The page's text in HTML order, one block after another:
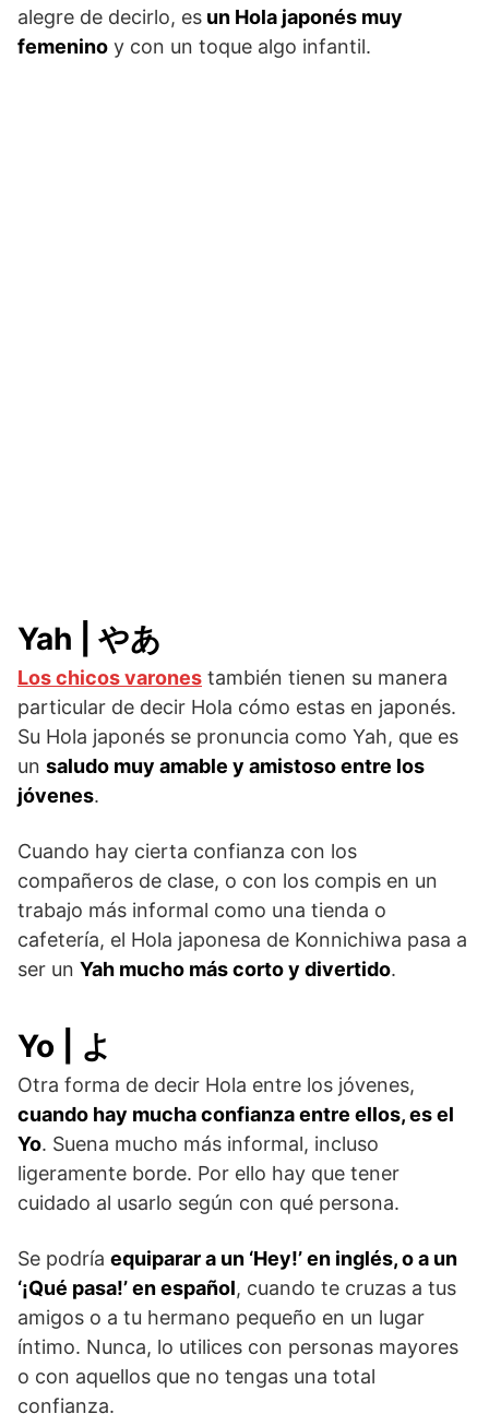
alegre de decirlo, es un Hola japonés muy
femenino y con un toque algo infantil.
Yah | やあ
Los chicos varones también tienen su manera
particular de decir Hola cómo estas en japonés.
Su Hola japonés se pronuncia como Yah, que es
un saludo muy amable y amistoso entre los
jóvenes.
Cuando hay cierta confianza con los
compañeros de clase, o con los compis en un
trabajo más informal como una tienda o
cafetería, el Hola japonesa de Konnichiwa pasa a
ser un Yah mucho más corto y divertido.
Yo | よ
Otra forma de decir Hola entre los jóvenes,
cuando hay mucha confianza entre ellos, es el
Yo. Suena mucho más informal, incluso
ligeramente borde. Por ello hay que tener
cuidado al usarlo según con qué persona.
Se podría equiparar a un ‘Hey!’ en inglés, o a un
‘¡Qué pasa!’ en español, cuando te cruzas a tus
amigos o a tu hermano pequeño en un lugar
íntimo. Nunca, lo utilices con personas mayores
o con aquellos que no tengas una total
confianza.